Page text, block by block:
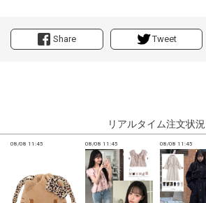
Share Tweet
リアルタイム注文状況
08/08 11:45 08/08 11:45 08/08 11:45